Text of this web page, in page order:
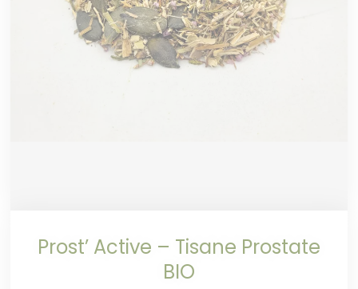
Prost’ Active – Tisane Prostate
BIO